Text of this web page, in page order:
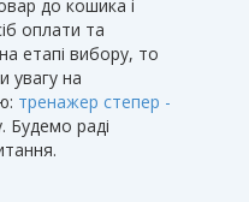
до кошика і
оплати та
етапі вибору, то
увагу на
тренажер степер -
Будемо раді